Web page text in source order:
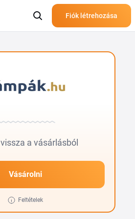
Fiók létrehozása
vissza a vásárlásból
Vásárolni
Feltételek